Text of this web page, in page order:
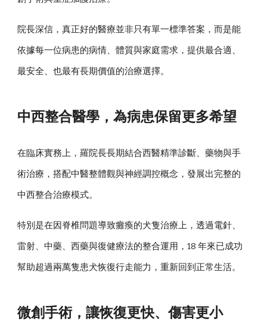
院長深信，真正好的醫療並非只有單一標準答案，而是能
依據每一位病患的病情、體質與家庭需求，提供最合適、
最安全、也最有長期價值的治療選擇。
中西整合醫學，為病患保留更多希望
在臨床實務上，羅院長長期結合西醫精準診斷、藥物與手
術治療，搭配中醫整體觀與神經調控概念，發展出完整的
中西整合治療模式。
特別是在因脊椎問題導致癱瘓的犬隻治療上，透過電針、
雷射、中藥、西藥與復健療法的整合運用，18 年來已成功
幫助超過兩萬隻患犬恢復行走能力，重新回到正常生活。
微創手術，讓恢復更快、傷害更小